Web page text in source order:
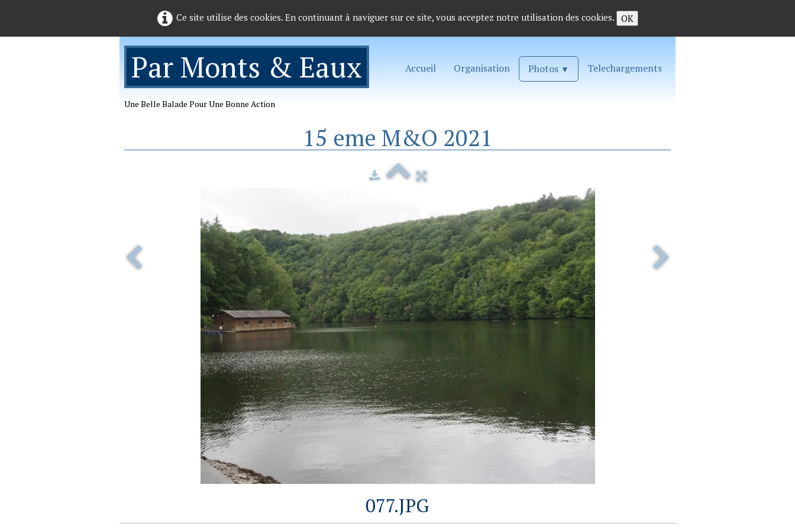
Ce site utilise des cookies. En continuant à naviguer sur ce site, vous acceptez notre utilisation des cookies. OK
Par Monts & Eaux
Une Belle Balade Pour Une Bonne Action
Accueil Organisation Photos ▼ Telechargements
15 eme M&O 2021
077.JPG